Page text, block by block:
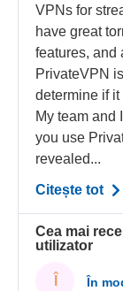
VPNs for
have great
features, and
PrivateVPN
determine if
My team and
you use
revealed...
Citește tot
Cea mai
utilizator
În